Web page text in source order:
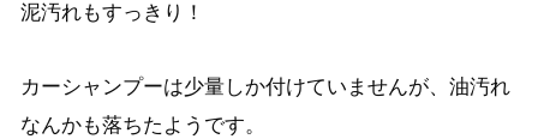
泥汚れもすっきり！
カーシャンプーは少量しか付けていませんが、油汚れ
なんかも落ちたようです。